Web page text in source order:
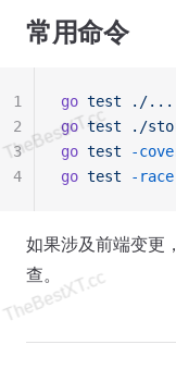
常用命令
go test ./...
go test ./
go test -
go test -race
1
2
3
4
如果涉及前端变更
查。